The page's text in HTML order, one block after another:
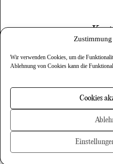
Wir verwenden Cookies, um die
Ablehnung von Cookies kann die
Cookies